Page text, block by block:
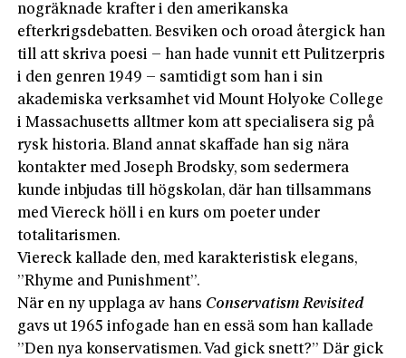
nogräknade krafter i den amerikanska
efterkrigsdebatten. Besviken och oroad återgick han
till att skriva poesi – han hade vunnit ett Pulitzerpris
i den genren 1949 – samtidigt som han i sin
akademiska verksamhet vid Mount Holyoke College
i Massachusetts alltmer kom att specialisera sig på
rysk historia. Bland annat skaffade han sig nära
kontakter med Joseph Brodsky, som sedermera
kunde inbjudas till högskolan, där han tillsammans
med Viereck höll i en kurs om poeter under
totalitarismen.
Viereck kallade den, med karakteristisk elegans,
”Rhyme and Punishment”.
När en ny upplaga av hans Conservatism Revisited
gavs ut 1965 infogade han en essä som han kallade
”Den nya konservatismen. Vad gick snett?” Där gick